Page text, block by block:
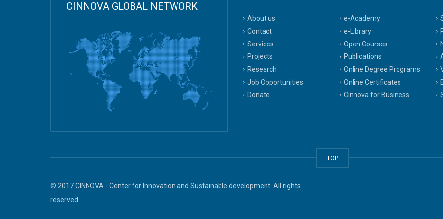
CINNOVA GLOBAL NETWORK
About us
Contact
Services
Projects
Research
Job Opportunities
Donate
e-Academy
e-Library
Open Courses
Publications
Online Degree Programs
Online Certificates
Cinnova for Business
TOP
© 2017 CINNOVA - Center for Innovation and Sustainable development. All rights
reserved.